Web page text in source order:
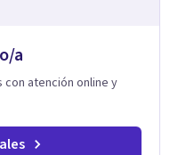
a
atención online y